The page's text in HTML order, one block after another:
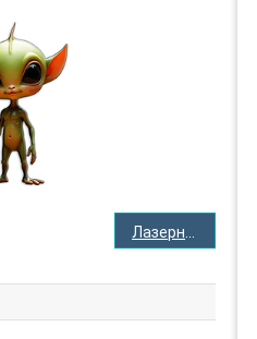
Лазерный взрыв / Laserblast